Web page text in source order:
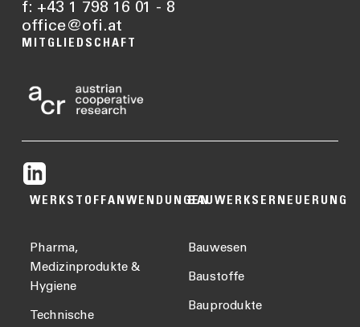
f: +43 1 798 16 01 - 8
office@ofi.at
MITGLIEDSCHAFT
WERKSTOFFANWENDUNGEN
Pharma,
Medizinprodukte &
Hygiene
Technische
BAUWERKSERNEUERUNG
Bauwesen
Baustoffe
Bauprodukte